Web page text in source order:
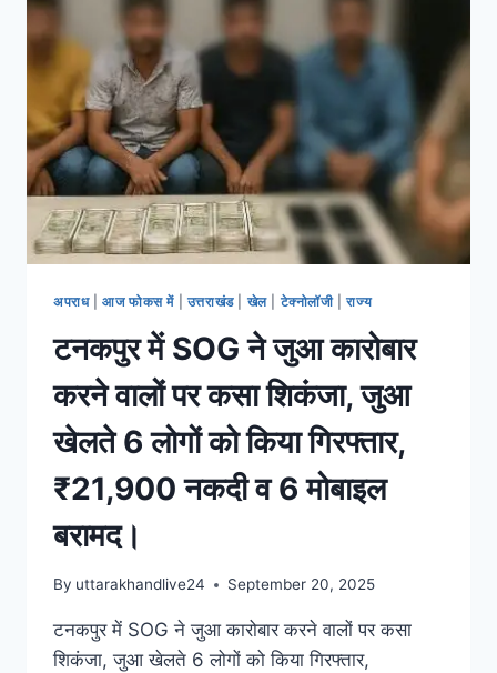
अपराध|आज फोकस में| उत्तराखंड| खेल| टेक्नोलॉजी|राज्य
टनकपुर में SOG ने जुआ कारोबार
करने वालों पर कसा शिकंजा, जुआ
खेलते 6 लोगों को किया गिरफ्तार,
₹21,900 नकदी व 6 मोबाइल
बरामद।
By uttarakhandlive24 September 20, 2025
टनकपुर में SOG ने जुआ कारोबार करने वालों पर कसा
शिकंजा, जुआ खेलते 6 लोगों को किया गिरफ्तार,